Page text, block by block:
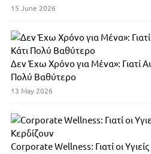
15 June 2026
Δεν Έχω Χρόνο για Μένα»: Γιατί
Πολύ Βαθύτερο
13 May 2026
Corporate Wellness: Γιατί οι